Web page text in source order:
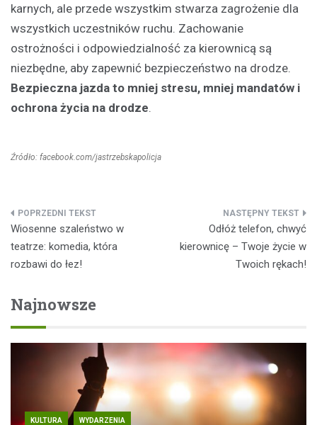
karnych, ale przede wszystkim stwarza zagrożenie dla
wszystkich uczestników ruchu. Zachowanie
ostrożności i odpowiedzialność za kierownicą są
niezbędne, aby zapewnić bezpieczeństwo na drodze.
Bezpieczna jazda to mniej stresu, mniej mandatów i
ochrona życia na drodze.
Źródło: facebook.com/jastrzebskapolicja
Nawigacja
wpisu
Wiosenne szaleństwo w
teatrze: komedia, która
rozbawi do łez!
Odłóż telefon, chwyć
kierownicę – Twoje życie w
Twoich rękach!
Najnowsze
KULTURA WYDARZENIA